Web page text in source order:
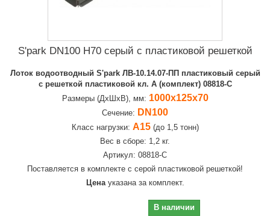
S'park DN100 H70 серый c пластиковой решеткой
Лоток водоотводный S'park ЛВ-10.14.07-ПП пластиковый серый
с решеткой пластиковой кл. A (комплект) 08818-С
Размеры (ДхШхВ), мм: 1000х125х70
Сечение: DN100
Класс нагрузки: А15(до 1,5 тонн)
Вес в сборе: 1,2 кг.
Артикул: 08818-С
Поставляется в комплекте с серой пластиковой решеткой!
Ценауказана за комплект.
В наличии